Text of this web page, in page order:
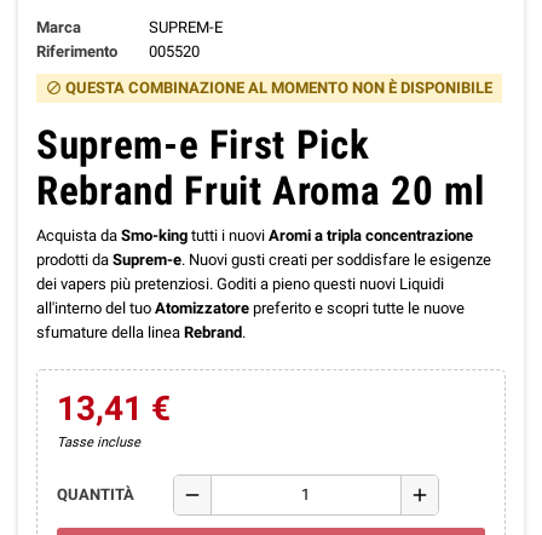
Marca
SUPREM-E
Riferimento
005520
block QUESTA COMBINAZIONE AL MOMENTO NON È DISPONIBILE
Suprem-e First Pick
Rebrand Fruit Aroma 20 ml
Acquista da Smo-king tutti i nuovi Aromi a tripla concentrazione
prodotti da Suprem-e. Nuovi gusti creati per soddisfare le esigenze
dei vapers più pretenziosi. Goditi a pieno questi nuovi Liquidi
all'interno del tuo Atomizzatore preferito e scopri tutte le nuove
sfumature della linea Rebrand.
13,41 €
Tasse incluse
QUANTITÀ remove add